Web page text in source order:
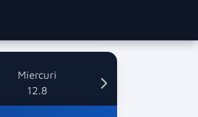
Miercuri
12.8